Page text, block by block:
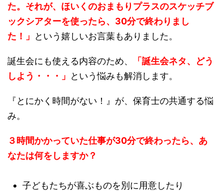
た。それが、ほいくのおまもりプラスのスケッチブ
ックシアターを使ったら、30分で終わりまし
た！」
という嬉しいお言葉もありました。
誕生会にも使える内容のため、
「誕生会ネタ、どう
しよう・・・」
という悩みも解消します。
『とにかく時間がない！』が、保育士の共通する悩
み。
３時間かかっていた仕事が30分で終わったら、あ
なたは何をしますか？
子どもたちが喜ぶものを別に用意したり